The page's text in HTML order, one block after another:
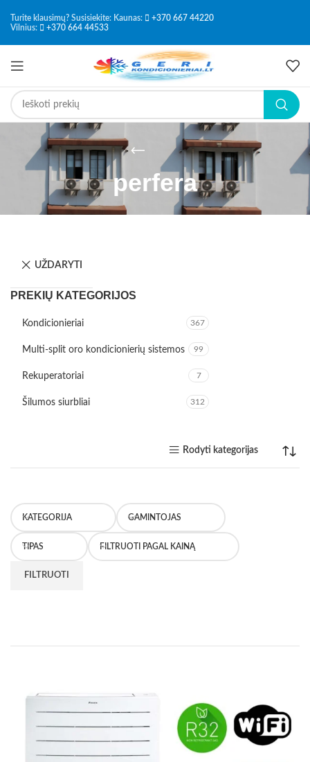
Turite klausimų? Susisiekite: Kaunas:
+370 667 44220
Vilnius:
+370 664 44533
perfera
UŽDARYTI
PREKIŲ KATEGORIJOS
Kondicionieriai 367
Multi-split oro kondicionierių sistemos 99
Rekuperatoriai 7
Šilumos siurbliai 312
Rodyti kategorijas
KATEGORIJA GAMINTOJAS
TIPAS FILTRUOTI PAGAL KAINĄ
FILTRUOTI